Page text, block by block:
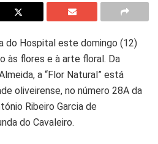
do Hospital este domingo (12)
às flores e à arte floral. Da
a “Flor Natural” está
oliveirense, no número 28A da
Ribeiro Garcia de
do Cavaleiro.